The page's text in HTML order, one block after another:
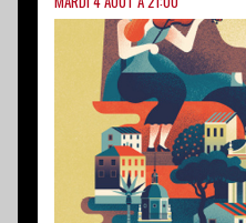
Paese diversi punente di l'isula
Info &